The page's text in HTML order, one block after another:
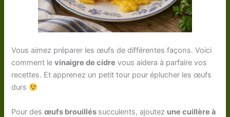
Vous aimez préparer les œufs de différentes façons. Voici
comment levinaigre de cidre vous aidera à parfaire vos
recettes. Et apprenez un petit tour pour éplucher les œufs
durs
Pour desœufs brouillés succulents, ajoutez une cuillère à